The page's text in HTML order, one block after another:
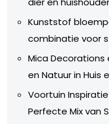
Kunststof
combinatie voor
Mica Decorations
en Natuur in Huis
Voortuin
Perfecte Mix van